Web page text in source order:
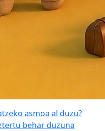
asmoa al duzu?
behar duzuna